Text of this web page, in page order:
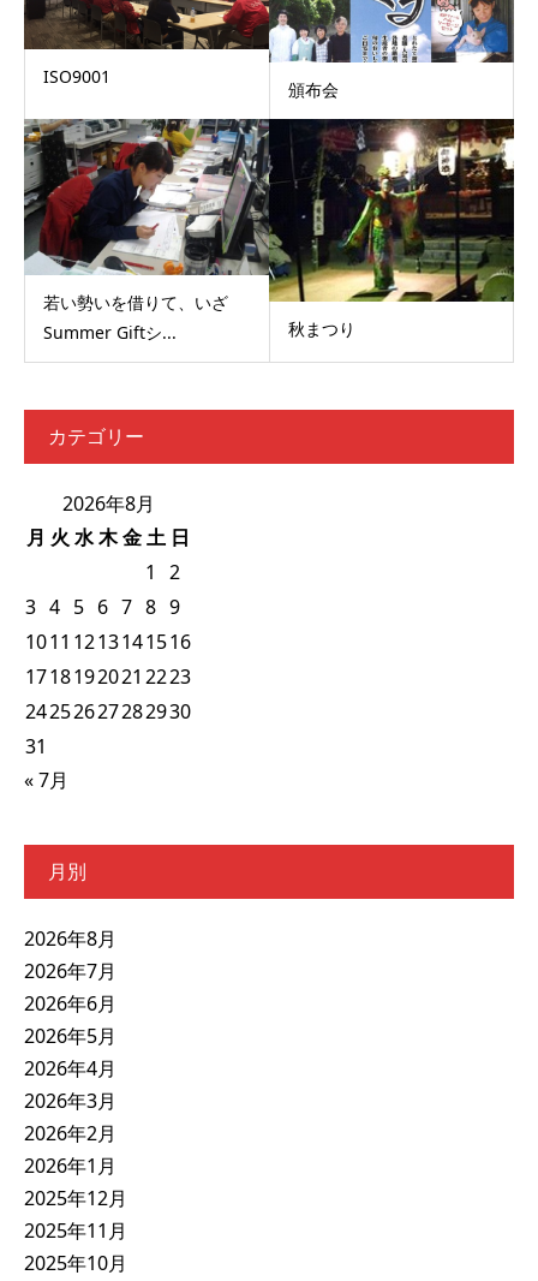
ISO9001
頒布会
若い勢いを借りて、いざ
Summer Giftシ...
秋まつり
カテゴリー
2026年8月
月 火 水木金土 日
1
2
3 4 5 6 7 8 9
1011 1213141516
1718192021 2223
24252627282930
31
« 7月
月別
2026年8月
2026年7月
2026年6月
2026年5月
2026年4月
2026年3月
2026年2月
2026年1月
2025年12月
2025年11月
2025年10月